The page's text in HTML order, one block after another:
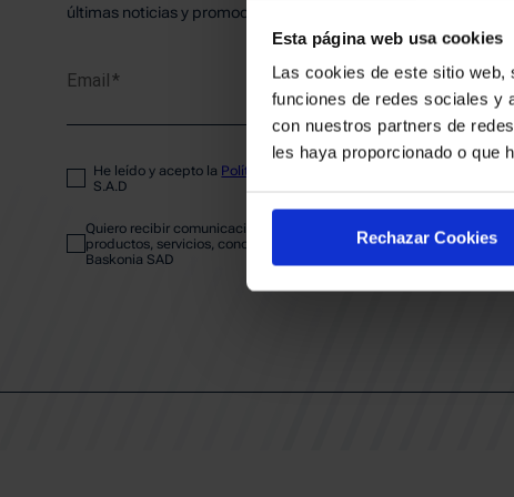
Esta página web usa cookies
Las cookies de este sitio
funciones de redes sociales y
con nuestros partners de
les haya proporcionado o que
Rechazar Cookies
CLUB
últimas noticias y promociones del club.
Email
He leído y acepto la Política de privacidad
S.A.D
Quiero recibir comunicaciones electrónicas sobre las actividades,
productos, servicios, concursos, ofertas y/o promociones del SASKI
Baskonia SAD